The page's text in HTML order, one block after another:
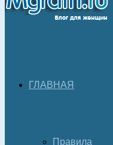
ГЛАВНАЯ
Правила